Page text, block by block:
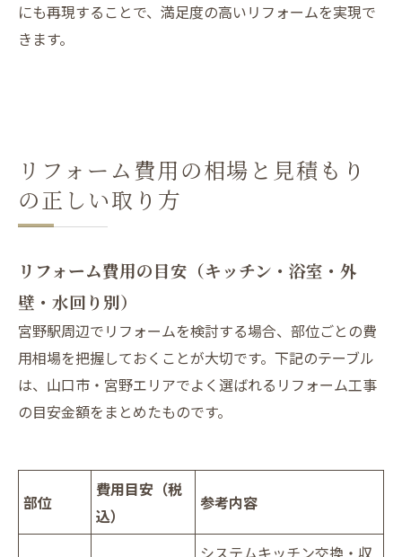
にも再現することで、満足度の高いリフォームを実現で
きます。
リフォーム費用の相場と見積もり
の正しい取り方
リフォーム費用の目安（キッチン・浴室・外
壁・水回り別）
宮野駅周辺でリフォームを検討する場合、部位ごとの費
用相場を把握しておくことが大切です。下記のテーブル
は、山口市・宮野エリアでよく選ばれるリフォーム工事
の目安金額をまとめたものです。
部位
費用目安（税
込）
参考内容
システムキッチン交換・収